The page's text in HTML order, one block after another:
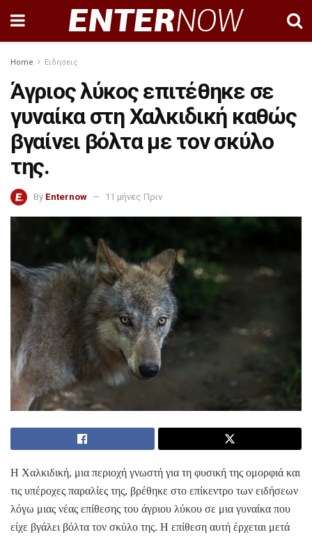
Home Ειδησεις
Άγριος λύκος επιτέθηκε σε
γυναίκα στη Χαλκιδική καθώς
βγαίνει βόλτα με τον σκύλο
της.
By Enternow 11 μήνες Πριν
Η Χαλκιδική, μια περιοχή γνωστή για τη φυσική της ομορφιά και
τις υπέροχες παραλίες της, βρέθηκε στο επίκεντρο των ειδήσεων
λόγω μιας νέας επίθεσης του άγριου λύκου σε μια γυναίκα που
είχε βγάλει βόλτα τον σκύλο της. Η επίθεση αυτή έρχεται μετά